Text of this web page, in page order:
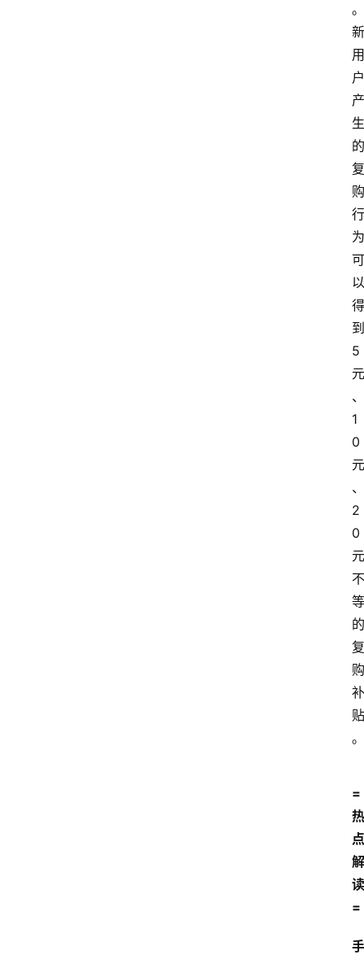
。
新
用
户
产
生
的
复
购
行
为
可
以
得
到
5
元
、
1
0
元
、
2
0
元
不
等
的
复
购
补
贴
。
=
热
点
解
读
=
手